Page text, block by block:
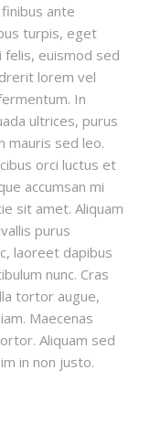
ante
turpis, eget
euismod sed
lorem vel
In
ultrices, purus
mauris sed leo.
orci luctus et
accumsan mi
sit amet. Aliquam
purus
laoreet dapibus
nunc. Cras
tortor augue,
Maecenas
Aliquam sed
in non justo.